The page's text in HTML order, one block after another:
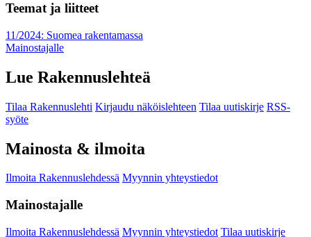
Teemat ja liitteet
11/2024: Suomea rakentamassa
Mainostajalle
Lue Rakennuslehteä
Tilaa Rakennuslehti Kirjaudu näköislehteen Tilaa uutiskirje RSS-
syöte
Mainosta & ilmoita
Ilmoita Rakennuslehdessä Myynnin yhteystiedot
Mainostajalle
Ilmoita Rakennuslehdessä Myynnin yhteystiedot Tilaa uutiskirje